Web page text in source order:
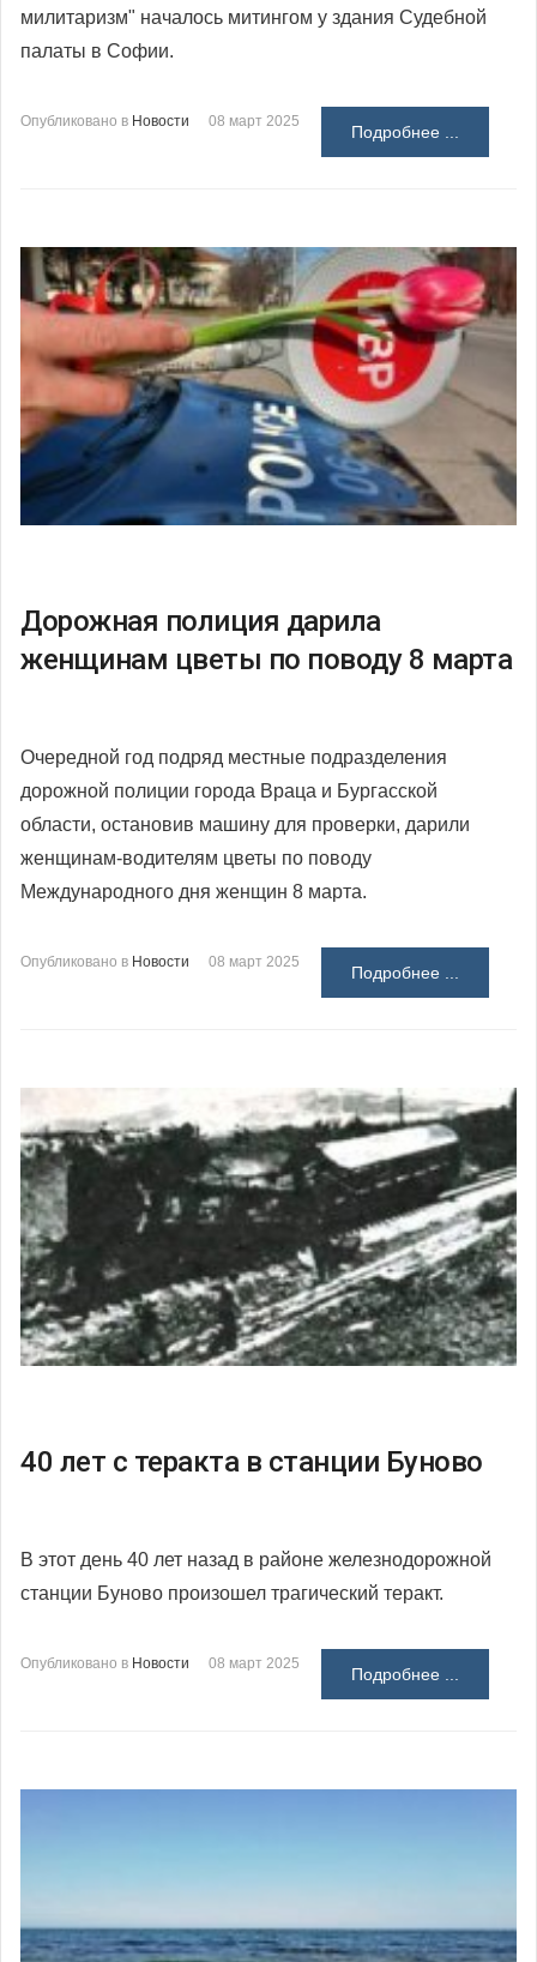
милитаризм" началось митингом у здания Судебной
палаты в Софии.
Опубликовано в Новости 08 март 2025
Подробнее ...
Дорожная полиция дарила
женщинам цветы по поводу 8 марта
Очередной год подряд местные подразделения
дорожной полиции города Враца и Бургасской
области, остановив машину для проверки, дарили
женщинам-водителям цветы по поводу
Международного дня женщин 8 марта.
Опубликовано в Новости 08 март 2025
Подробнее ...
40 лет с теракта в станции Буново
В этот день 40 лет назад в районе железнодорожной
станции Буново произошел трагический теракт.
Опубликовано в Новости 08 март 2025
Подробнее ...